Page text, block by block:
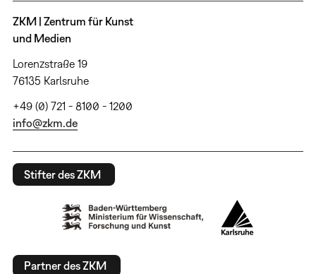
ZKM | Zentrum für Kunst
und Medien
Lorenzstraße 19
76135 Karlsruhe
+49 (0) 721 - 8100 - 1200
info@zkm.de
Stifter des ZKM
Partner des ZKM